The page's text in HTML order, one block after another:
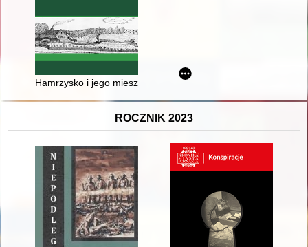
Hamrzysko i jego mieszkańcy do końca XIX wieku
ROCZNIK 2023